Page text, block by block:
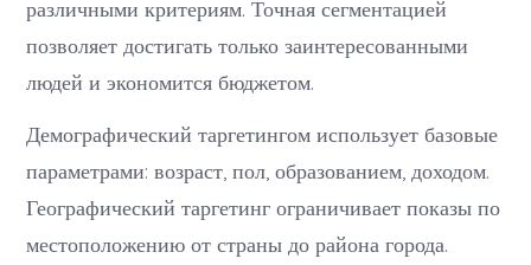
различными критериям. Точная сегментацией
позволяет достигать только заинтересованными
людей и экономится бюджетом.
Демографический таргетингом использует базовые
параметрами: возраст, пол, образованием, доходом.
Географический таргетинг ограничивает показы по
местоположению от страны до района города.